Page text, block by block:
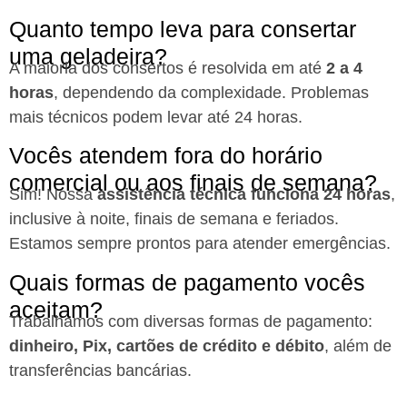
Quanto tempo leva para consertar
uma geladeira?
A maioria dos consertos é resolvida em até 2 a 4
horas, dependendo da complexidade. Problemas
mais técnicos podem levar até 24 horas.
Vocês atendem fora do horário
comercial ou aos finais de semana?
Sim! Nossaassistência técnica funciona 24 horas,
inclusive à noite, finais de semana e feriados.
Estamos sempre prontos para atender emergências.
Quais formas de pagamento vocês
aceitam?
Trabalhamos com diversas formas de pagamento:
dinheiro, Pix, cartões de crédito e débito, além de
transferências bancárias.